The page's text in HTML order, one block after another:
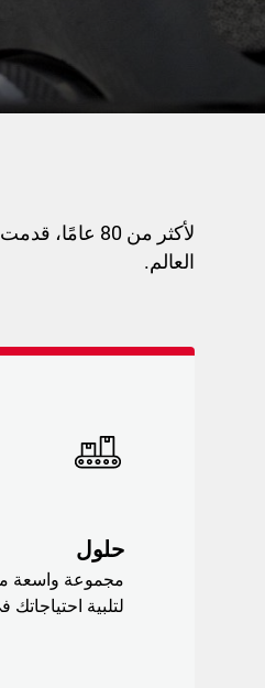
لأكثر من 80
العالم.
حلول
مجموعة واسعة
لتلبية احتياجاتك